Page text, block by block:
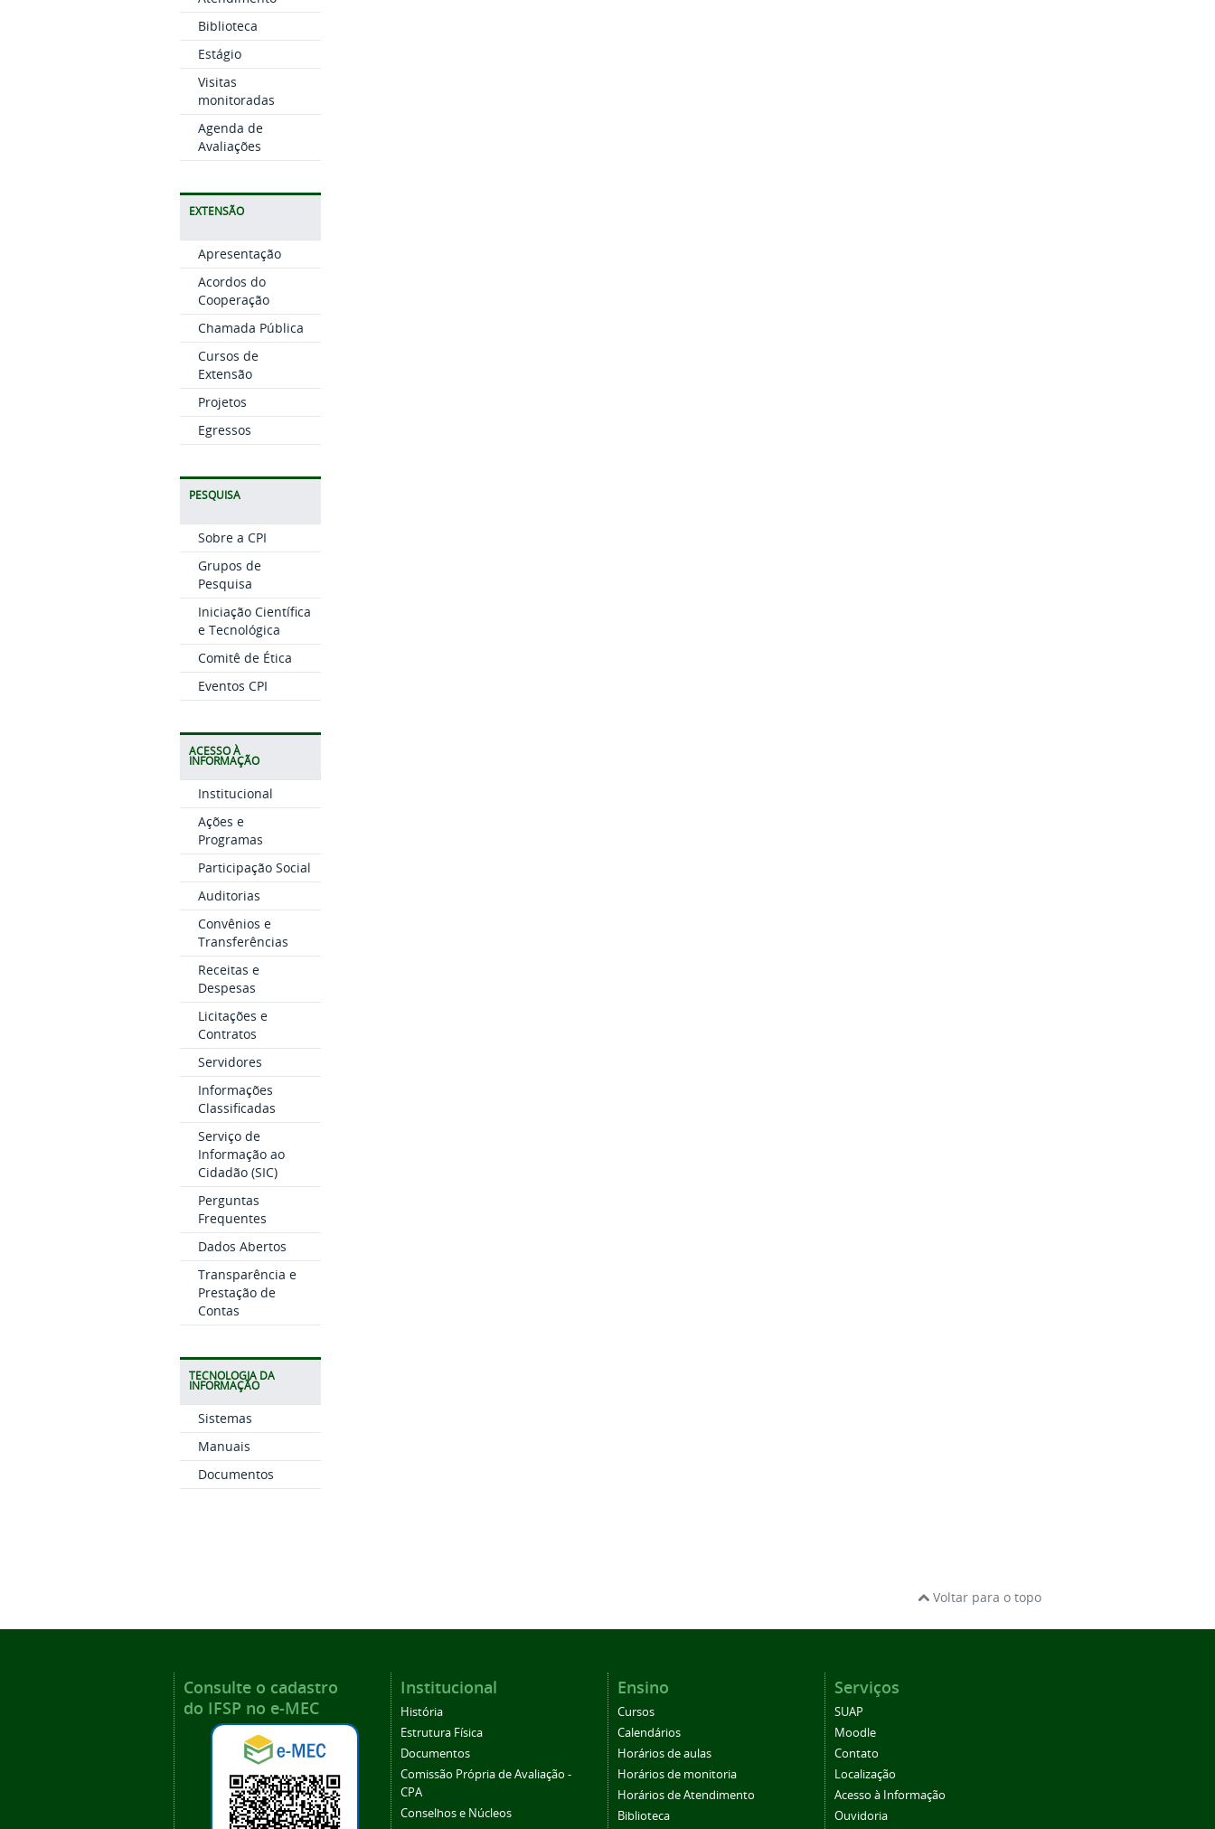
Biblioteca
Estágio
Visitas
monitoradas
Agenda de
Avaliações
EXTENSÃO
Apresentação
Acordos do
Cooperação
Chamada Pública
Cursos de
Extensão
Projetos
Egressos
PESQUISA
Sobre a CPI
Grupos de
Pesquisa
Iniciação Científica
e Tecnológica
Comitê de Ética
Eventos CPI
ACESSO À
INFORMAÇÃO
Institucional
Ações e
Programas
Participação Social
Auditorias
Convênios e
Transferências
Receitas e
Despesas
Licitações e
Contratos
Servidores
Informações
Classificadas
Serviço de
Informação ao
Cidadão (SIC)
Perguntas
Frequentes
Dados Abertos
Transparência e
Prestação de
Contas
TECNOLOGIA DA
INFORMAÇÃO
Sistemas
Manuais
Documentos
Voltar para o topo
Consulte o cadastro
do IFSP no e-MEC
Institucional
História
Estrutura Física
Documentos
Comissão Própria de Avaliação -
CPA
Conselhos e Núcleos
Ensino
Cursos
Calendários
Horários de aulas
Horários de monitoria
Horários de Atendimento
Biblioteca
Serviços
SUAP
Moodle
Contato
Localização
Acesso à Informação
Ouvidoria